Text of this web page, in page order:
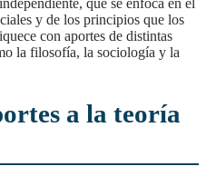
que se enfoca en el
y de los principios que los
con aportes de distintas
la filosofía, la sociología y la
a la teoría